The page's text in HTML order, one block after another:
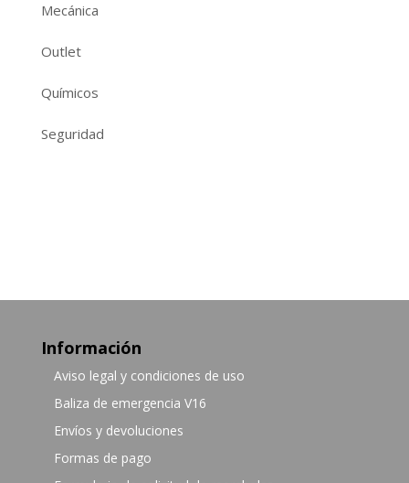
Mecánica
Outlet
Químicos
Seguridad
Información
Aviso legal y condiciones de uso
Baliza de emergencia V16
Envíos y devoluciones
Formas de pago